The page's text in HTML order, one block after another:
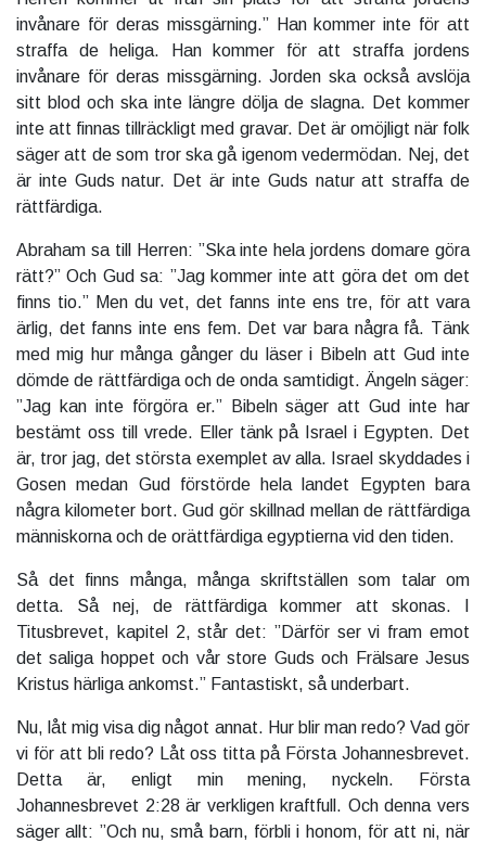
invånare för deras missgärning.” Han kommer inte för att
straffa de heliga. Han kommer för att straffa jordens
invånare för deras missgärning. Jorden ska också avslöja
sitt blod och ska inte längre dölja de slagna. Det kommer
inte att finnas tillräckligt med gravar. Det är omöjligt när folk
säger att de som tror ska gå igenom vedermödan. Nej, det
är inte Guds natur. Det är inte Guds natur att straffa de
rättfärdiga.
Abraham sa till Herren: ”Ska inte hela jordens domare göra
rätt?” Och Gud sa: ”Jag kommer inte att göra det om det
finns tio.” Men du vet, det fanns inte ens tre, för att vara
ärlig, det fanns inte ens fem. Det var bara några få. Tänk
med mig hur många gånger du läser i Bibeln att Gud inte
dömde de rättfärdiga och de onda samtidigt. Ängeln säger:
”Jag kan inte förgöra er.” Bibeln säger att Gud inte har
bestämt oss till vrede. Eller tänk på Israel i Egypten. Det
är, tror jag, det största exemplet av alla. Israel skyddades i
Gosen medan Gud förstörde hela landet Egypten bara
några kilometer bort. Gud gör skillnad mellan de rättfärdiga
människorna och de orättfärdiga egyptierna vid den tiden.
Så det finns många, många skriftställen som talar om
detta. Så nej, de rättfärdiga kommer att skonas. I
Titusbrevet, kapitel 2, står det: ”Därför ser vi fram emot
det saliga hoppet och vår store Guds och Frälsare Jesus
Kristus härliga ankomst.” Fantastiskt, så underbart.
Nu, låt mig visa dig något annat. Hur blir man redo? Vad gör
vi för att bli redo? Låt oss titta på Första Johannesbrevet.
Detta är, enligt min mening, nyckeln. Första
Johannesbrevet 2:28 är verkligen kraftfull. Och denna vers
säger allt: ”Och nu, små barn, förbli i honom, för att ni, när